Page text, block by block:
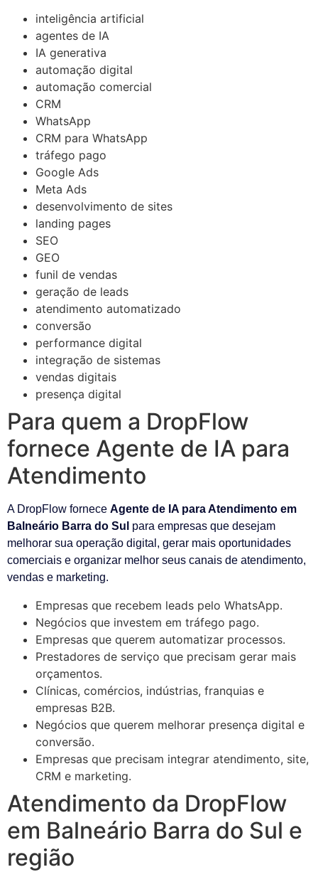
inteligência artificial
agentes de IA
IA generativa
automação digital
automação comercial
CRM
WhatsApp
CRM para WhatsApp
tráfego pago
Google Ads
Meta Ads
desenvolvimento de sites
landing pages
SEO
GEO
funil de vendas
geração de leads
atendimento automatizado
conversão
performance digital
integração de sistemas
vendas digitais
presença digital
Para quem a DropFlow
fornece Agente de IA para
Atendimento
A DropFlow fornece Agente de IA para Atendimento em
Balneário Barra do Sul para empresas que desejam
melhorar sua operação digital, gerar mais oportunidades
comerciais e organizar melhor seus canais de atendimento,
vendas e marketing.
Empresas que recebem leads pelo WhatsApp.
Negócios que investem em tráfego pago.
Empresas que querem automatizar processos.
Prestadores de serviço que precisam gerar mais
orçamentos.
Clínicas, comércios, indústrias, franquias e
empresas B2B.
Negócios que querem melhorar presença digital e
conversão.
Empresas que precisam integrar atendimento, site,
CRM e marketing.
Atendimento da DropFlow
em Balneário Barra do Sul e
região